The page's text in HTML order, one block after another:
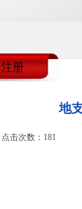
册
地
击次数：181